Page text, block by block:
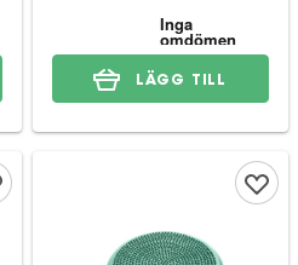
LÄGG TILL